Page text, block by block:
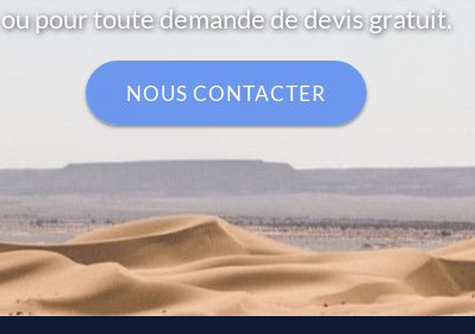
ou pour toute demande de devis gratuit.
NOUS CONTACTER